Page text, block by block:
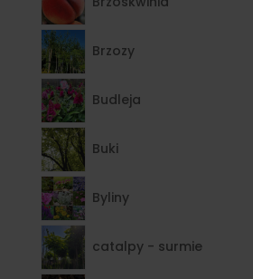
Brzozy
Budleja
Buki
Byliny
catalpy - surmie